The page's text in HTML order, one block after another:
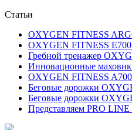
Статьи
OXYGEN FITNESS
OXYGEN FITNESS E700
Гребной тренажер
Инновационные
OXYGEN FITNESS A700
Беговые дорожки
Беговые дорожки
Представляем PRO LINE